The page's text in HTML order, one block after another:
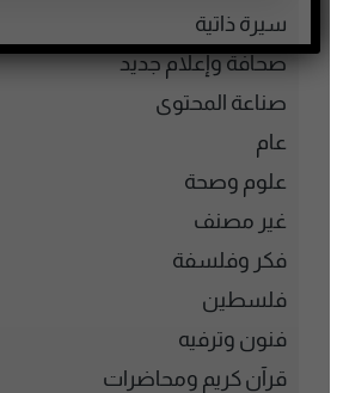
سيرة ذاتية
صحافة وإعلام جديد
صناعة المحتوى
عام
علوم وصحة
غير مصنف
فكر وفلسفة
فلسطين
فنون وترفيه
قرآن كريم ومحاضرات